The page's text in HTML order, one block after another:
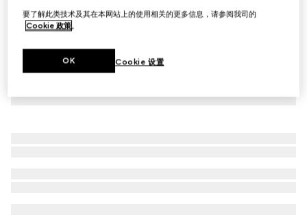
要了解此类技术及其在本网站上的使用相关的更多信息，请参阅我司的
Cookie 政策。
Cookie 设置
OK